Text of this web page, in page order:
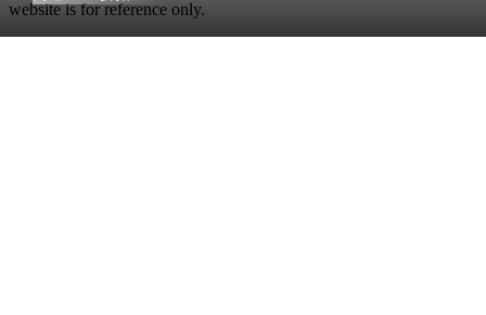
website is for reference only.